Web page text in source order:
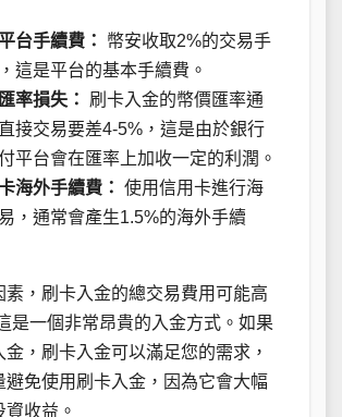
台手續費：
幣安收取2%的交易手
這是平台的基本手續費。
率損失：
刷卡入金的幣價匯率通
接交易要差4-5%，這是由於銀行
平台會在匯率上加收一定的利潤。
海外手續費： 使用信用卡進行海
，通常會產生1.5%的海外手續
素，刷卡入金的總交易費用可能高
是一個非常昂貴的入金方式。如果
金，刷卡入金可以滿足您的需求，
避免使用刷卡入金，因為它會大幅
資收益。